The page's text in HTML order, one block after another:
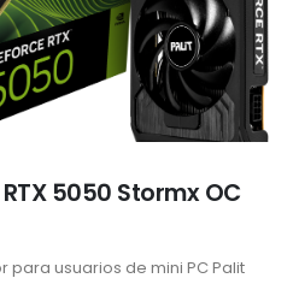
RTX 5050 Stormx OC
para usuarios de mini PC Palit